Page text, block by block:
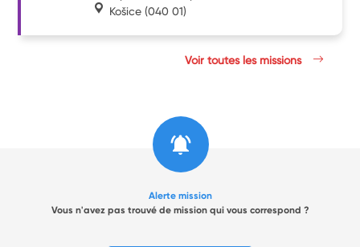
Košice (040 01)
Voir toutes les missions
Alerte mission
Vous n'avez pas trouvé de mission qui vous correspond ?